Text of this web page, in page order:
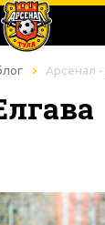
Арсенал -